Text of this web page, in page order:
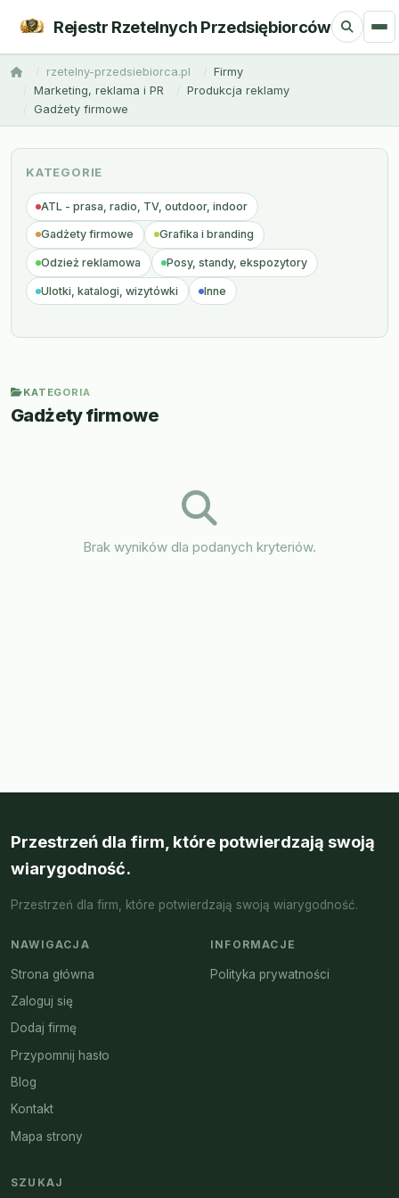
Rejestr Rzetelnych Przedsiębiorców
rzetelny-przedsiebiorca.pl
Firmy
Marketing, reklama i PR
Produkcja reklamy
Gadżety firmowe
KATEGORIE
ATL - prasa, radio, TV, outdoor, indoor
Gadżety firmowe Grafika i branding
Odzież reklamowa Posy, standy, ekspozytory
Ulotki, katalogi, wizytówki Inne
KATEGORIA
Gadżety firmowe
Brak wyników dla podanych kryteriów.
Przestrzeń dla firm, które potwierdzają swoją
wiarygodność.
Przestrzeń dla firm, które potwierdzają swoją wiarygodność.
NAWIGACJA
Strona główna
Zaloguj się
Dodaj firmę
Przypomnij hasło
Blog
Kontakt
Mapa strony
INFORMACJE
Polityka prywatności
SZUKAJ